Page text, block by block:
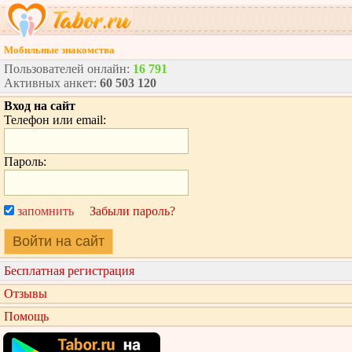
Мобильные знакомства
Пользователей онлайн: 16 791
Активных анкет: 60 503 120
Вход на сайт
Телефон или email:
Пароль:
запомнить Забыли пароль?
Войти на сайт
Бесплатная регистрация
Отзывы
Помощь